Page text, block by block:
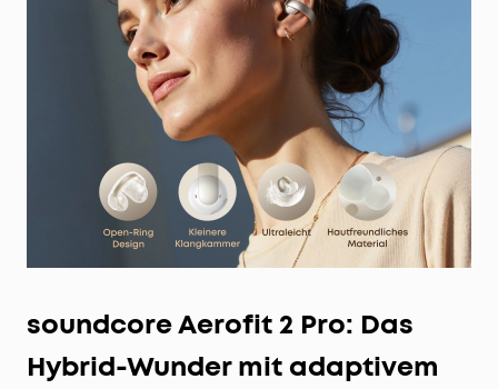
soundcore Aerofit 2 Pro: Das
Hybrid-Wunder mit adaptivem